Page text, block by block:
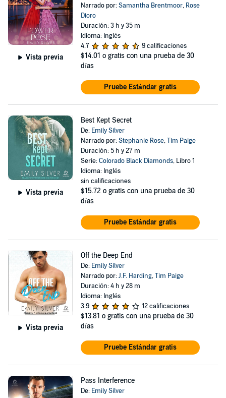
Vista previa
Narrado por:Samantha Brentmoor, Rose
Dioro
Duración: 3 h y 35 m
Idioma: Inglés
4.7
9 calificaciones
$14.01 o gratis con una prueba de 30
días
Pruebe Estándar gratis
Vista previa
Best Kept Secret
De: Emily Silver
Narrado por:Stephanie Rose,Tim Paige
Duración: 5 h y 27 m
Serie:Colorado Black Diamonds, Libro 1
Idioma: Inglés
sin calificaciones
$15.72 o gratis con una prueba de 30
días
Pruebe Estándar gratis
Vista previa
Off the Deep End
De: Emily Silver
Narrado por:J.F. Harding,Tim Paige
Duración: 4 h y 28 m
Idioma: Inglés
3.9
12 calificaciones
$13.81 o gratis con una prueba de 30
días
Pruebe Estándar gratis
Pass Interference
De: Emily Silver